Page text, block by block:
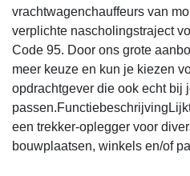
vrachtwagenchauffeurs van
verplichte nascholingstraject
Code 95. Door ons grote
meer keuze en kun je kiezen
opdrachtgever die ook echt bij
een trekker-oplegger voor
bouwplaatsen, winkels en/of